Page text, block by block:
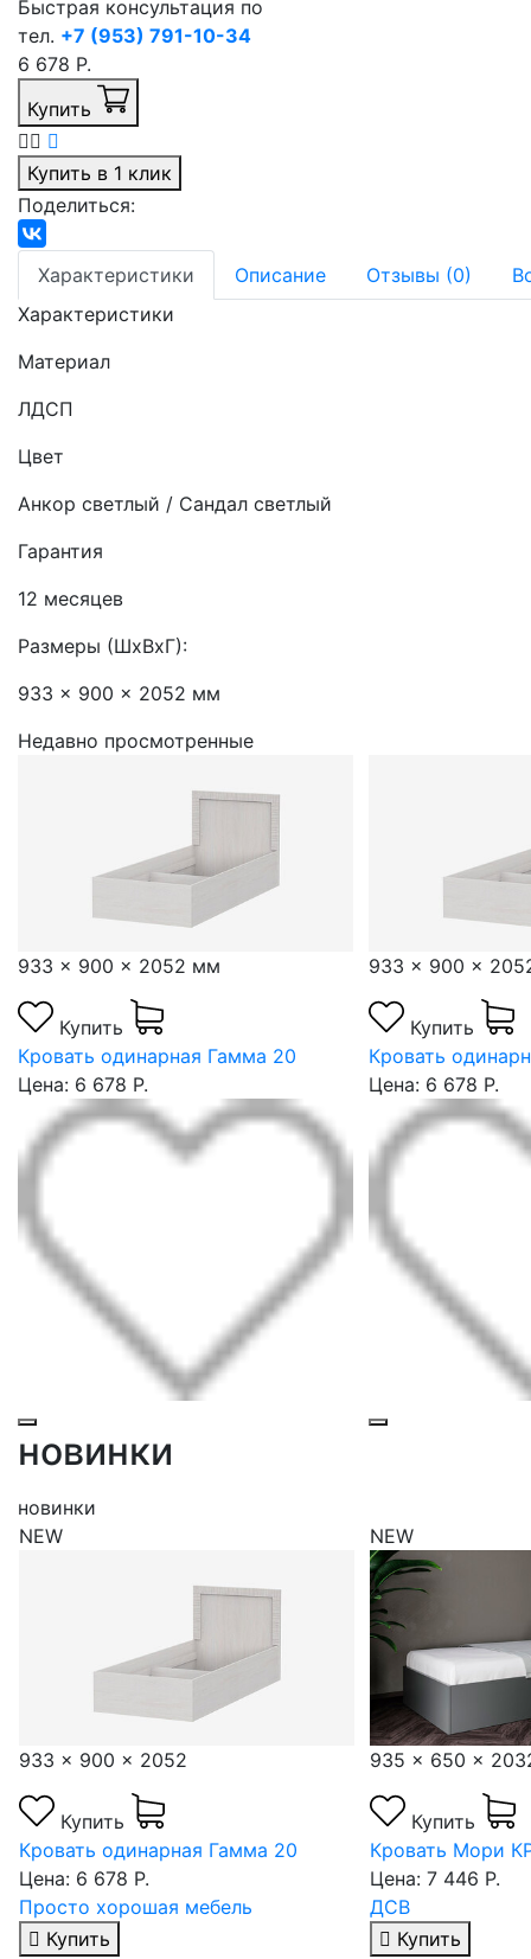
Быстрая консультация по
тел. +7 (953) 791-10-34
6 678 Р.
Купить
Купить в 1 клик
Поделиться:
Характеристики Описание Отзывы (0)
Характеристики
Материал
ЛДСП
Цвет
Анкор светлый / Сандал светлый
Гарантия
12 месяцев
Размеры (ШхВхГ):
933 x 900 x 2052 мм
Недавно просмотренные
933 x 900 x 2052 мм
Купить
Кровать одинарная Гамма 20
Цена: 6 678 Р.
933 x 900 x
Купить
Кровать
Цена: 6 678 Р.
новинки
новинки
NEW
933 x 900 x 2052
Купить
Кровать одинарная Гамма 20
Цена: 6 678 Р.
Просто хорошая мебель
Купить
NEW
935 x 650 x
Купить
Кровать Мори
Цена: 7 446 Р.
ДСВ
Купить